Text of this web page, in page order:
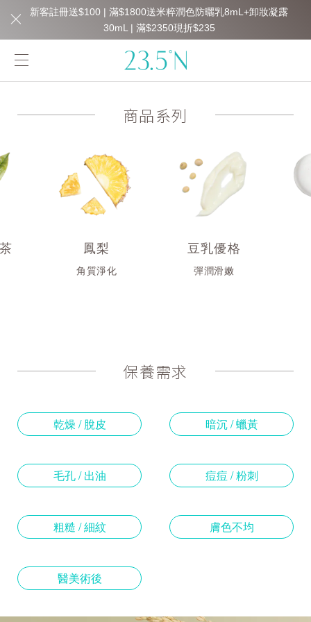
商品系列
鳳梨
角質淨化
豆乳優格
彈潤滑嫩
保養需求
乾燥 / 脫皮 暗沉 / 蠟黃
毛孔 / 出油 痘痘 / 粉刺
粗糙 / 細紋 膚色不均
醫美術後
新客註冊送$100 | 滿$1800送米粹潤色防曬乳8mL+卸妝凝露
30mL | 滿$2350現折$235